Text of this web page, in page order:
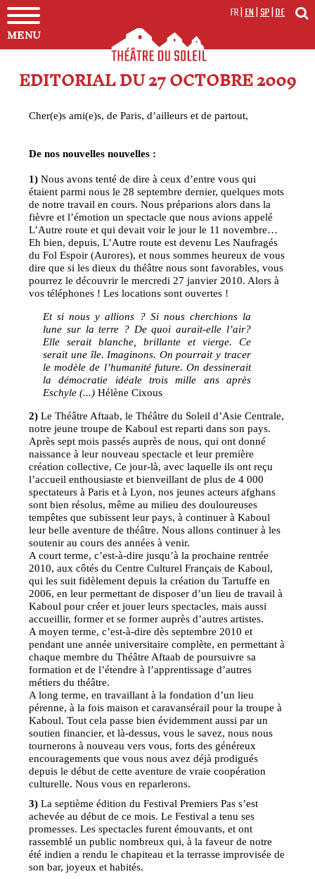
MENU
FR|EN|SP|DE
EDITORIAL DU 27 OCTOBRE 2009
Cher(e)s ami(e)s, de Paris, d’ailleurs et de partout,
De nos nouvelles nouvelles :
1) Nous avons tenté de dire à ceux d’entre vous qui
étaient parmi nous le 28 septembre dernier, quelques mots
de notre travail en cours. Nous préparions alors dans la
fièvre et l’émotion un spectacle que nous avions appelé
L’Autre route et qui devait voir le jour le 11 novembre…
Eh bien, depuis, L’Autre route est devenu Les Naufragés
du Fol Espoir (Aurores), et nous sommes heureux de vous
dire que si les dieux du théâtre nous sont favorables, vous
pourrez le découvrir le mercredi 27 janvier 2010. Alors à
vos téléphones ! Les locations sont ouvertes !
Et si nous y allions ? Si nous cherchions la
lune sur la terre ? De quoi aurait-elle l’air?
Elle serait blanche, brillante et vierge. Ce
serait une île. Imaginons. On pourrait y tracer
le modèle de l’humanité future. On dessinerait
la démocratie idéale trois mille ans après
Eschyle (...)Hélène Cixous
2) Le Théâtre Aftaab, le Théâtre du Soleil d’Asie Centrale,
notre jeune troupe de Kaboul est reparti dans son pays.
Après sept mois passés auprès de nous, qui ont donné
naissance à leur nouveau spectacle et leur première
création collective, Ce jour-là, avec laquelle ils ont reçu
l’accueil enthousiaste et bienveillant de plus de 4 000
spectateurs à Paris et à Lyon, nos jeunes acteurs afghans
sont bien résolus, même au milieu des douloureuses
tempêtes que subissent leur pays, à continuer à Kaboul
leur belle aventure de théâtre. Nous allons continuer à les
soutenir au cours des années à venir.
A court terme, c’est-à-dire jusqu’à la prochaine rentrée
2010, aux côtés du Centre Culturel Français de Kaboul,
qui les suit fidèlement depuis la création du Tartuffe en
2006, en leur permettant de disposer d’un lieu de travail à
Kaboul pour créer et jouer leurs spectacles, mais aussi
accueillir, former et se former auprès d’autres artistes.
A moyen terme, c’est-à-dire dès septembre 2010 et
pendant une année universitaire complète, en permettant à
chaque membre du Théâtre Aftaab de poursuivre sa
formation et de l’étendre à l’apprentissage d’autres
métiers du théâtre.
A long terme, en travaillant à la fondation d’un lieu
pérenne, à la fois maison et caravansérail pour la troupe à
Kaboul. Tout cela passe bien évidemment aussi par un
soutien financier, et là-dessus, vous le savez, nous nous
tournerons à nouveau vers vous, forts des généreux
encouragements que vous nous avez déjà prodigués
depuis le début de cette aventure de vraie coopération
culturelle. Nous vous en reparlerons.
3) La septième édition du Festival Premiers Pas s’est
achevée au début de ce mois. Le Festival a tenu ses
promesses. Les spectacles furent émouvants, et ont
rassemblé un public nombreux qui, à la faveur de notre
été indien a rendu le chapiteau et la terrasse improvisée de
son bar, joyeux et habités.